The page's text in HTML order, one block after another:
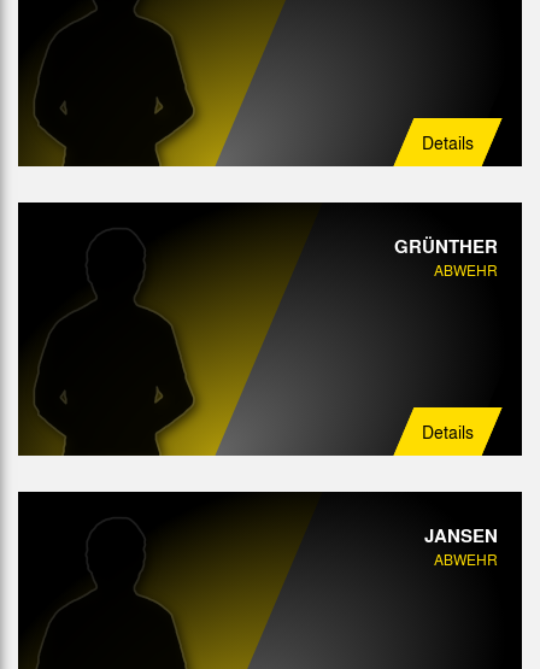
Details
GRÜNTHER
ABWEHR
Details
JANSEN
ABWEHR